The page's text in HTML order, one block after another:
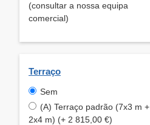
(consultar a nossa equipa
comercial)
Terraço
Sem
(A) Terraço padrão (7x3 m +
2x4 m) (+ 2 815,00 €)